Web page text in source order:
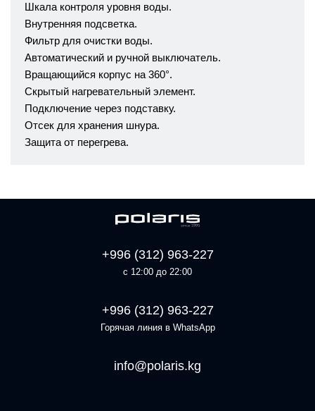
Шкала контроля уровня воды.
Внутренняя подсветка.
Фильтр для очистки воды.
Автоматический и ручной выключатель.
Вращающийся корпус на 360°.
Скрытый нагревательный элемент.
Подключение через подставку.
Отсек для хранения шнура.
Защита от перегрева.
+996 (312) 963-227
с 12:00 до 22:00
+996 (312) 963-227
Горячая линия в WhatsApp
info@polaris.kg